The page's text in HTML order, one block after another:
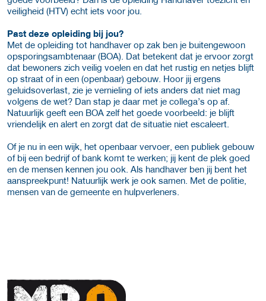
veiligheid (HTV) echt iets voor jou.
Past deze opleiding bij jou?
Met de opleiding tot handhaver op zak ben je buitengewoon
opsporingsambtenaar (BOA). Dat betekent dat je ervoor zorgt
dat bewoners zich veilig voelen en dat het rustig en netjes blijft
op straat of in een (openbaar) gebouw. Hoor jij ergens
geluidsoverlast, zie je vernieling of iets anders dat niet mag
volgens de wet? Dan stap je daar met je collega’s op af.
Natuurlijk geeft een BOA zelf het goede voorbeeld: je blijft
vriendelijk en alert en zorgt dat de situatie niet escaleert.
Of je nu in een wijk, het openbaar vervoer, een publiek gebouw
of bij een bedrijf of bank komt te werken; jij kent de plek goed
en de mensen kennen jou ook. Als handhaver ben jij bent het
aanspreekpunt! Natuurlijk werk je ook samen. Met de politie,
mensen van de gemeente en hulpverleners.